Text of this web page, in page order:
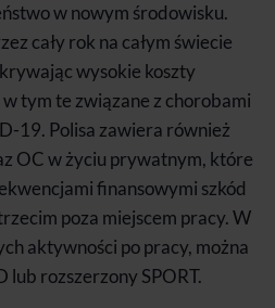
w nowym środowisku.
cały rok na całym świecie
wysokie koszty
tym te związane z chorobami
19. Polisa zawiera również
OC w życiu prywatnym, które
finansowymi szkód
poza miejscem pracy. W
aktywności po pracy, można
rozszerzony SPORT.